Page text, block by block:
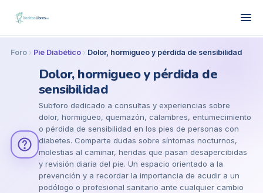
Foro Pie Diabético Dolor, hormigueo y pérdida de sensibilidad
Dolor, hormigueo y pérdida de
sensibilidad
Subforo dedicado a consultas y experiencias sobre
dolor, hormigueo, quemazón, calambres, entumecimiento
o pérdida de sensibilidad en los pies de personas con
diabetes. Comparte dudas sobre síntomas nocturnos,
molestias al caminar, heridas que pasan desapercibidas
y revisión diaria del pie. Un espacio orientado a la
prevención y a recordar la importancia de acudir a un
podólogo o profesional sanitario ante cualquier cambio